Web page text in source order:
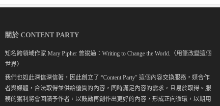
關於 CONTENT PARTY
知名跨領域作家 Mary Pipher 曾說過：Writing to Change the World.（用筆改變這個
世界）
我們也如此深信深信著，因此創立了 “Content Party" 這個內容交換服務，媒合作
者與媒體，合法取得並供給優質的內容，同時滿足內容的需求，且易於取得。服
務的獲利將會回饋予作者，以鼓勵再創作出更好的內容，形成正向循環，以期用